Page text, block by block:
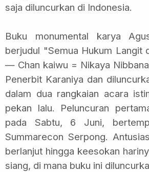
saja diluncurkan di Indonesia.
Buku monumental karya
berjudul "Semua Hukum Langit
— Chan kaiwu = Nikaya
Penerbit Karaniya dan
dalam dua rangkaian acara
pekan lalu. Peluncuran
pada Sabtu, 6 Juni,
Summarecon Serpong.
berlanjut hingga keesokan
siang, di mana buku ini